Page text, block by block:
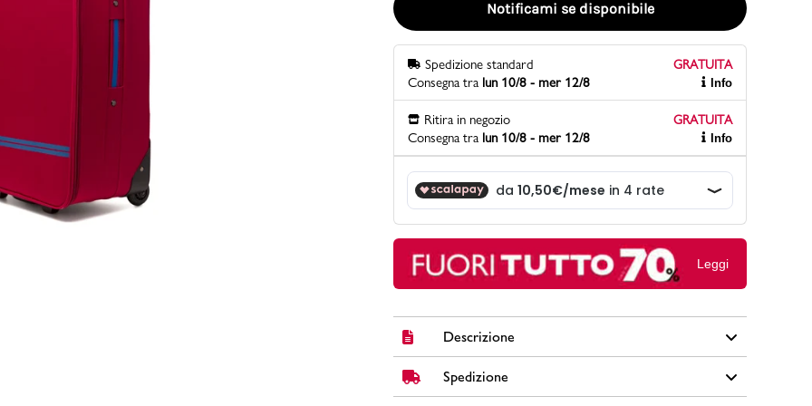
Scopri di più
Back to School 2026: la guida definitiva per il
rientro a scuola
PittaRosso
Gioco della scarpa al matrimonio e idee
divertenti con le calzature
Notificami se disponibile
Spedizione standard
GRATUITA
Consegna tra lun 10/8 - mer 12/8 Info
Ritira in negozio
GRATUITA
Consegna tra lun 10/8 - mer 12/8 Info
Leggi
Descrizione
Valigia grande Govago in tessuto colore rosso a 2 ruote
bidirezionali, manico retrattile, maniglia superiore
Spedizione